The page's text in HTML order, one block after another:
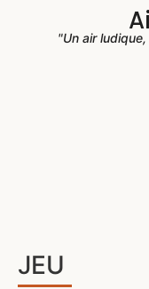
"Un air
JEU